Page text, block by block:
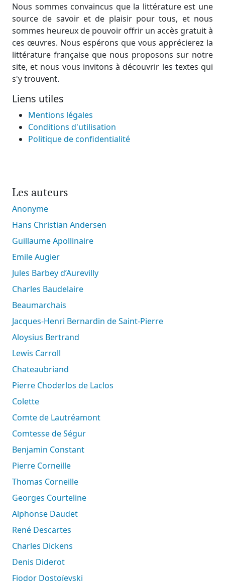
Nous sommes convaincus que la littérature est une
source de savoir et de plaisir pour tous, et nous
sommes heureux de pouvoir offrir un accès gratuit à
ces œuvres. Nous espérons que vous apprécierez la
littérature française que nous proposons sur notre
site, et nous vous invitons à découvrir les textes qui
s'y trouvent.
Liens utiles
Mentions légales
Conditions d'utilisation
Politique de confidentialité
Les auteurs
Anonyme
Hans Christian Andersen
Guillaume Apollinaire
Emile Augier
Jules Barbey d’Aurevilly
Charles Baudelaire
Beaumarchais
Jacques-Henri Bernardin de Saint-Pierre
Aloysius Bertrand
Lewis Carroll
Chateaubriand
Pierre Choderlos de Laclos
Colette
Comte de Lautréamont
Comtesse de Ségur
Benjamin Constant
Pierre Corneille
Thomas Corneille
Georges Courteline
Alphonse Daudet
René Descartes
Charles Dickens
Denis Diderot
Fiodor Dostoïevski